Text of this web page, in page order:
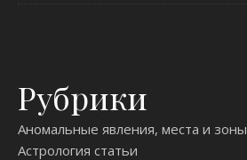
Рубрики
Аномальные явления, места и зоны
Астрология статьи